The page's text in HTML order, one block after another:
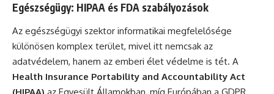
Egészségügy: HIPAA és FDA szabályozások
Az egészségügyi szektor informatikai megfelelősége
különösen komplex terület, mivel itt nemcsak az
adatvédelem, hanem az emberi élet védelme is tét. A
Health Insurance Portability and Accountability Act
(HIPAA) az Egyesült Államokban, míg Európában a GDPR